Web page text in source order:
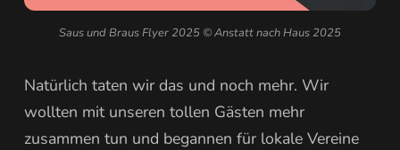
Saus und Braus Flyer 2025 © Anstatt nach Haus 2025
Natürlich taten wir das und noch mehr. Wir
wollten mit unseren tollen Gästen mehr
zusammen tun und begannen für lokale Vereine